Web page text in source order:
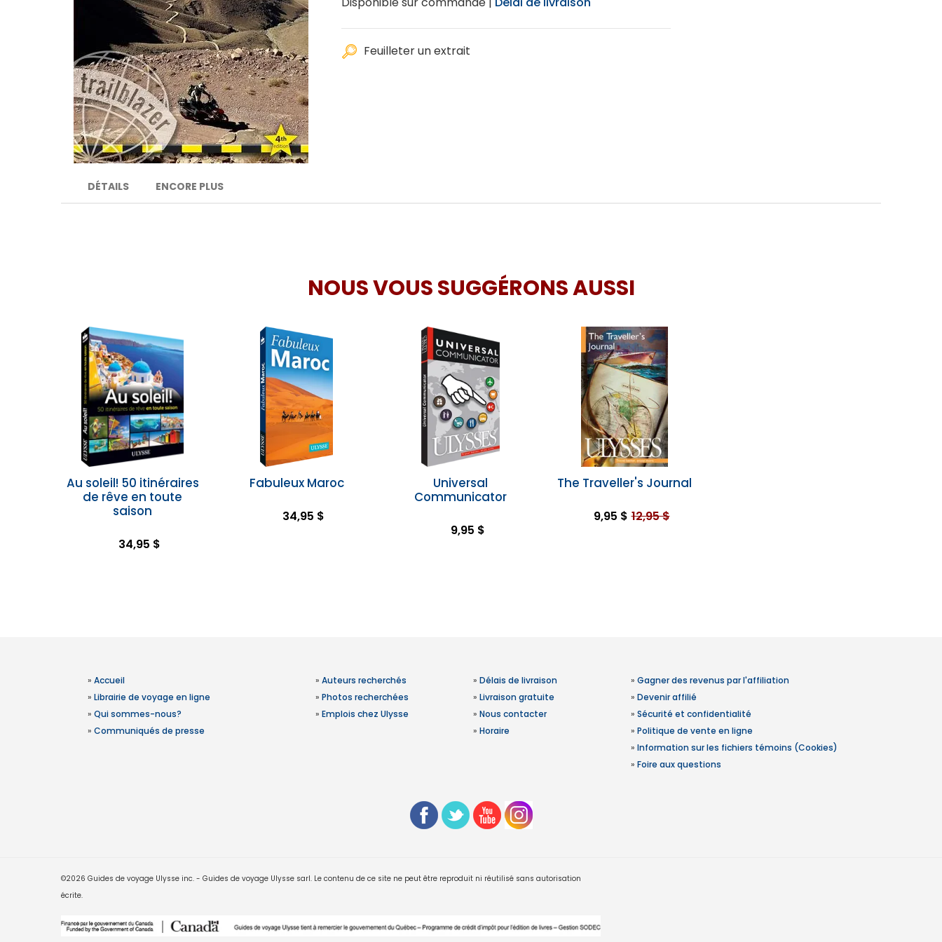
Feuilleter un extrait
DÉTAILS ENCORE PLUS
NOUS VOUS SUGGÉRONS AUSSI
Au soleil! 50 itinéraires
de rêve en toute
saison
34,95 $
Fabuleux Maroc
34,95 $
Universal
Communicator
9,95 $
The Traveller's Journal
9,95 $ 12,95 $
» Accueil
» Librairie de voyage en ligne
» Qui sommes-nous?
» Communiqués de presse
» Auteurs recherchés
» Photos recherchées
» Emplois chez Ulysse
» Délais de livraison
» Livraison gratuite
» Nous contacter
» Horaire
» Gagner des revenus par l'affiliation
» Devenir affilié
» Sécurité et confidentialité
» Politique de vente en ligne
» Information sur les fichiers témoins (Cookies)
» Foire aux questions
©2026 Guides de voyage Ulysse inc. - Guides de voyage Ulysse sarl. Le contenu de ce site ne peut être reproduit ni réutilisé sans autorisation
écrite.